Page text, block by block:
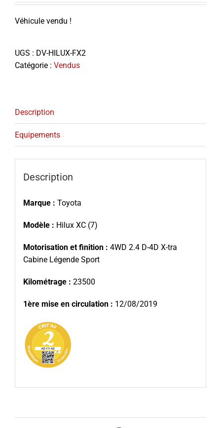
Véhicule vendu !
UGS : DV-HILUX-FX2
Catégorie : Vendus
Description
Equipements
Description
Marque : Toyota
Modèle : Hilux XC (7)
Motorisation et finition : 4WD 2.4 D-4D X-tra
Cabine Légende Sport
Kilométrage : 23500
1ère mise en circulation : 12/08/2019